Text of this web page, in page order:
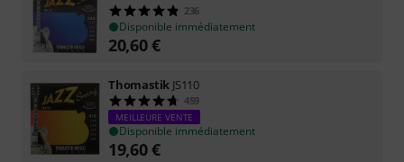
236
Disponible immédiatement
20,60€
Thomastik JS110
459
MEILLEURE VENTE
Disponible immédiatement
19,60€